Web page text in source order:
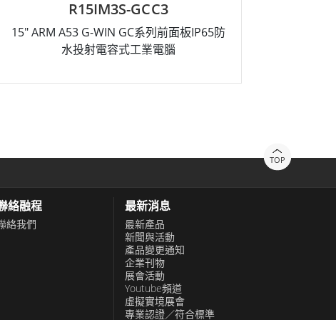
GCM1
GC系列前面板IP65防
電容式工業電腦
19" G-WIN GC系列前面板
TOP
絡融程
絡我們
最新消息
最新產品
新聞與活動
產品變更通知
企業刊物
展會活動
Youtube頻道
虛擬實境展會
專業認證／符合標準